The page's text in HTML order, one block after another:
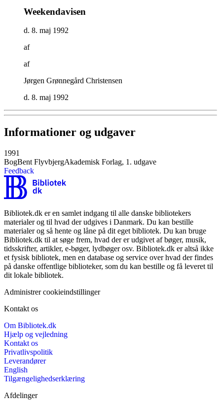
Weekendavisen
d. 8. maj 1992
af
af
Jørgen Grønnegård Christensen
d. 8. maj 1992
Informationer og udgaver
1991
BogBent FlyvbjergAkademisk Forlag, 1. udgave
Feedback
Bibliotek.dk er en samlet indgang til alle danske bibliotekers
materialer og til hvad der udgives i Danmark. Du kan bestille
materialer og så hente og låne på dit eget bibliotek. Du kan bruge
Bibliotek.dk til at søge frem, hvad der er udgivet af bøger, musik,
tidsskrifter, artikler, e-bøger, lydbøger osv. Bibliotek.dk er altså ikke
et fysisk bibliotek, men en database og service over hvad der findes
på danske offentlige biblioteker, som du kan bestille og få leveret til
dit lokale bibliotek.
Administrer cookieindstillinger
Kontakt os
Om Bibliotek.dk
Hjælp og vejledning
Kontakt os
Privatlivspolitik
Leverandører
English
Tilgængelighedserklæring
Afdelinger